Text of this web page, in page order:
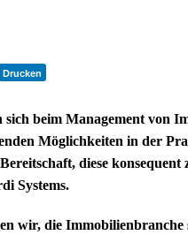
Drucken
beim Management von
Möglichkeiten in der
diese
Systems.
wir, die